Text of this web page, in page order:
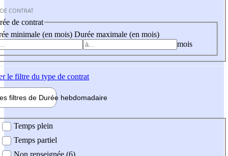
CONTRAT
de contrat
minimale (en mois) Durée maximale (en mois)
mois
le filtre du type de contrat
filtres de Durée hebdomadaire
Temps plein
Temps partiel